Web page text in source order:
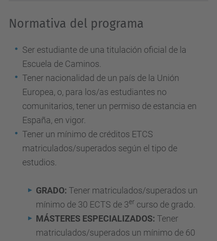
Normativa del programa
Ser estudiante de una titulación oficial de la
Escuela de Caminos.
Tener nacionalidad de un país de la Unión
Europea, o, para los/as estudiantes no
comunitarios, tener un permiso de estancia en
España, en vigor.
Tener un mínimo de créditos ETCS
matriculados/superados según el tipo de
estudios.
GRADO: Tener matriculados/superados un
mínimo de 30 ECTS de 3er curso de grado.
MÁSTERES ESPECIALIZADOS: Tener
matriculados/superados un mínimo de 60